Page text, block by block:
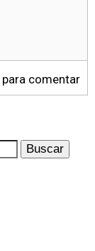
para comentar